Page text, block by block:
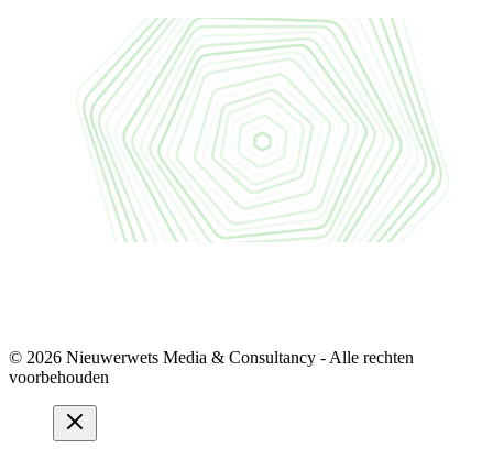
© 2026 Nieuwerwets Media & Consultancy - Alle rechten
voorbehouden